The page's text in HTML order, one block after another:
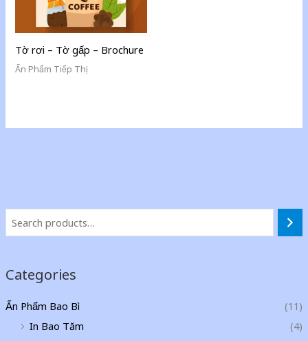
Categories
Ấn Phẩm Bao Bì
(11)
In Bao Tăm
(4)
Tờ rơi – Tờ gấp – Brochure
Ấn Phẩm Tiếp Thị